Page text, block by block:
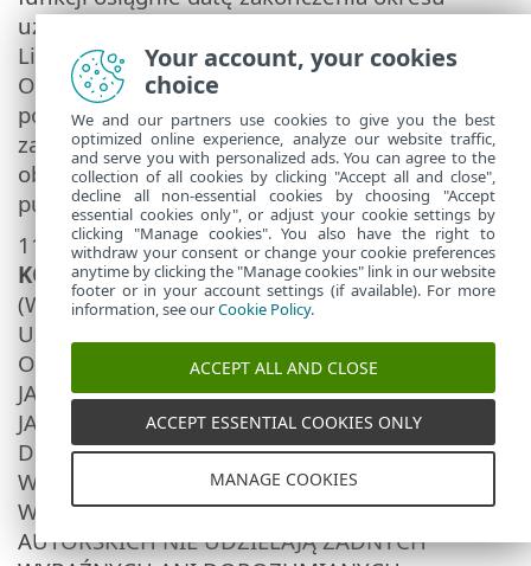
użytkowania określoną w Polityce EOL, prawo
Licencjobiorcy do korzystania z
Oprogramowania wygaśnie. Bez względu na
powód rozwiązania niniejszej Umowy po
zakończeniu jej obowiązywania nadal
obowiązują postanowienia zawarte w
punktach 7, 8, 11, 13, 19 i 21.
11.
OŚWIADCZENIA UŻYTKOWNIKA
KOŃCOWEGO. LICENCJOBIORCA
(WYSTĘPUJĄCY W CHARAKTERZE
UŻYTKOWNIKA KOŃCOWEGO) PRZYJMUJE
OPROGRAMOWANIE W STANIE TAKIM, W
JAKIM ZOSTAŁO MU ONO DOSTARCZONE, BEZ
JAKICHKOLWIEK WYRAŹNYCH LUB
DOROZUMIANYCH GWARANCJI, O ILE PRAWO
WŁAŚCIWE TEGO NIE ZABRANIA. ANI
WŁAŚCICIELE STOSOWNYCH PRAW
AUTORSKICH NIE UDZIELAJĄ ŻADNYCH
Your account, your cookies
choice
We and our partners use cookies to give you the best
optimized online experience, analyze our website traffic,
and serve you with personalized ads. You can agree to the
collection of all cookies by clicking "Accept all and close",
decline all non-essential cookies by choosing "Accept
essential cookies only", or adjust your cookie settings by
clicking "Manage cookies". You also have the right to
withdraw your consent or change your cookie preferences
anytime by clicking the "Manage cookies" link in our website
footer or in your account settings (if available). For more
information, see ourCookie Policy.
ACCEPT ALL AND CLOSE
ACCEPT ESSENTIAL COOKIES ONLY
MANAGE COOKIES